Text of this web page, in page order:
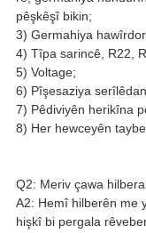
pêşkêşî bikin;
3) Germahiya
4) Tîpa sarincê, R22,
5) Voltage;
6) Pîşesaziya
7) Pêdiviyên herikîna
8) Her hewceyên
Q2: Meriv çawa
A2: Hemî hilberên me
hişkî bi pergala